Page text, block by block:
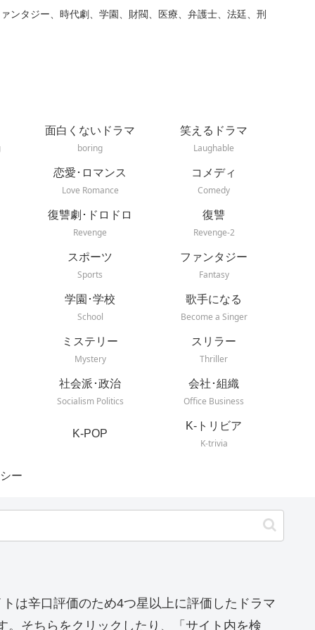
ンタジー、時代劇、学園、財閥、医療、弁護士、法廷、刑
面白くないドラマ
boring
笑えるドラマ
Laughable
恋愛･ロマンス
Love Romance
コメディ
Comedy
復讐劇･ドロドロ
Revenge
復讐
Revenge-2
スポーツ
Sports
ファンタジー
Fantasy
学園･学校
School
歌手になる
Become a Singer
ミステリー
Mystery
スリラー
Thriller
社会派･政治
Socialism Politics
会社･組織
Office Business
K-POP
K-トリビア
K-trivia
ー
は辛口評価のため4つ星以上に評価したドラマ
そちらをクリックしたり、「サイト内を検